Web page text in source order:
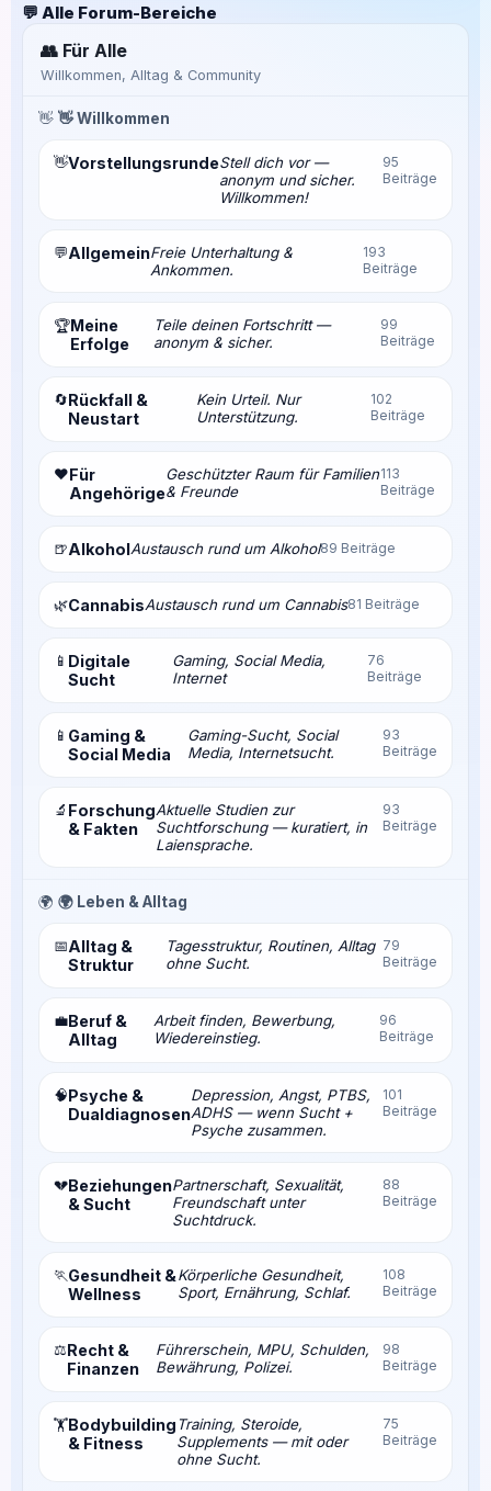
💬 Alle Forum-Bereiche
👥 Für Alle
Willkommen, Alltag & Community
👋 👋 Willkommen
👋VorstellungsrundeStell dich vor —
anonym und sicher.
Willkommen!
95
Beiträge
💬AllgemeinFreie Unterhaltung &
Ankommen.
193
Beiträge
🏆Meine
Erfolge
Teile deinen Fortschritt —
anonym & sicher.
99
Beiträge
🔄Rückfall &
Neustart
Kein Urteil. Nur
Unterstützung.
102
Beiträge
❤️Für
Angehörige
Geschützter Raum für Familien
& Freunde
113
Beiträge
🍺AlkoholAustausch rund um Alkohol89 Beiträge
🌿CannabisAustausch rund um Cannabis81 Beiträge
📱 Digitale
Sucht
Gaming, Social Media,
Internet
76
Beiträge
📱 Gaming &
Social Media
Gaming-Sucht, Social
Media, Internetsucht.
93
Beiträge
🔬 Forschung
& Fakten
Aktuelle Studien zur
Suchtforschung — kuratiert, in
Laiensprache.
93
Beiträge
🌍 🌍 Leben & Alltag
📅Alltag &
Struktur
Tagesstruktur, Routinen, Alltag
ohne Sucht.
79
Beiträge
💼Beruf &
Alltag
Arbeit finden, Bewerbung,
Wiedereinstieg.
96
Beiträge
🧠Psyche &
Dualdiagnosen
Depression, Angst, PTBS,
ADHS — wenn Sucht +
Psyche zusammen.
101
Beiträge
💔Beziehungen
& Sucht
Partnerschaft, Sexualität,
Freundschaft unter
Suchtdruck.
88
Beiträge
🏃Gesundheit &
Wellness
Körperliche Gesundheit,
Sport, Ernährung, Schlaf.
108
Beiträge
⚖️Recht &
Finanzen
Führerschein, MPU, Schulden,
Bewährung, Polizei.
98
Beiträge
🏋️Bodybuilding
& Fitness
Training, Steroide,
Supplements — mit oder
ohne Sucht.
75
Beiträge